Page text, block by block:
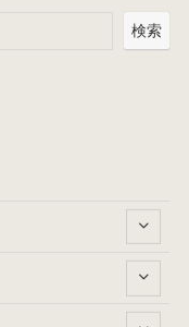
検索